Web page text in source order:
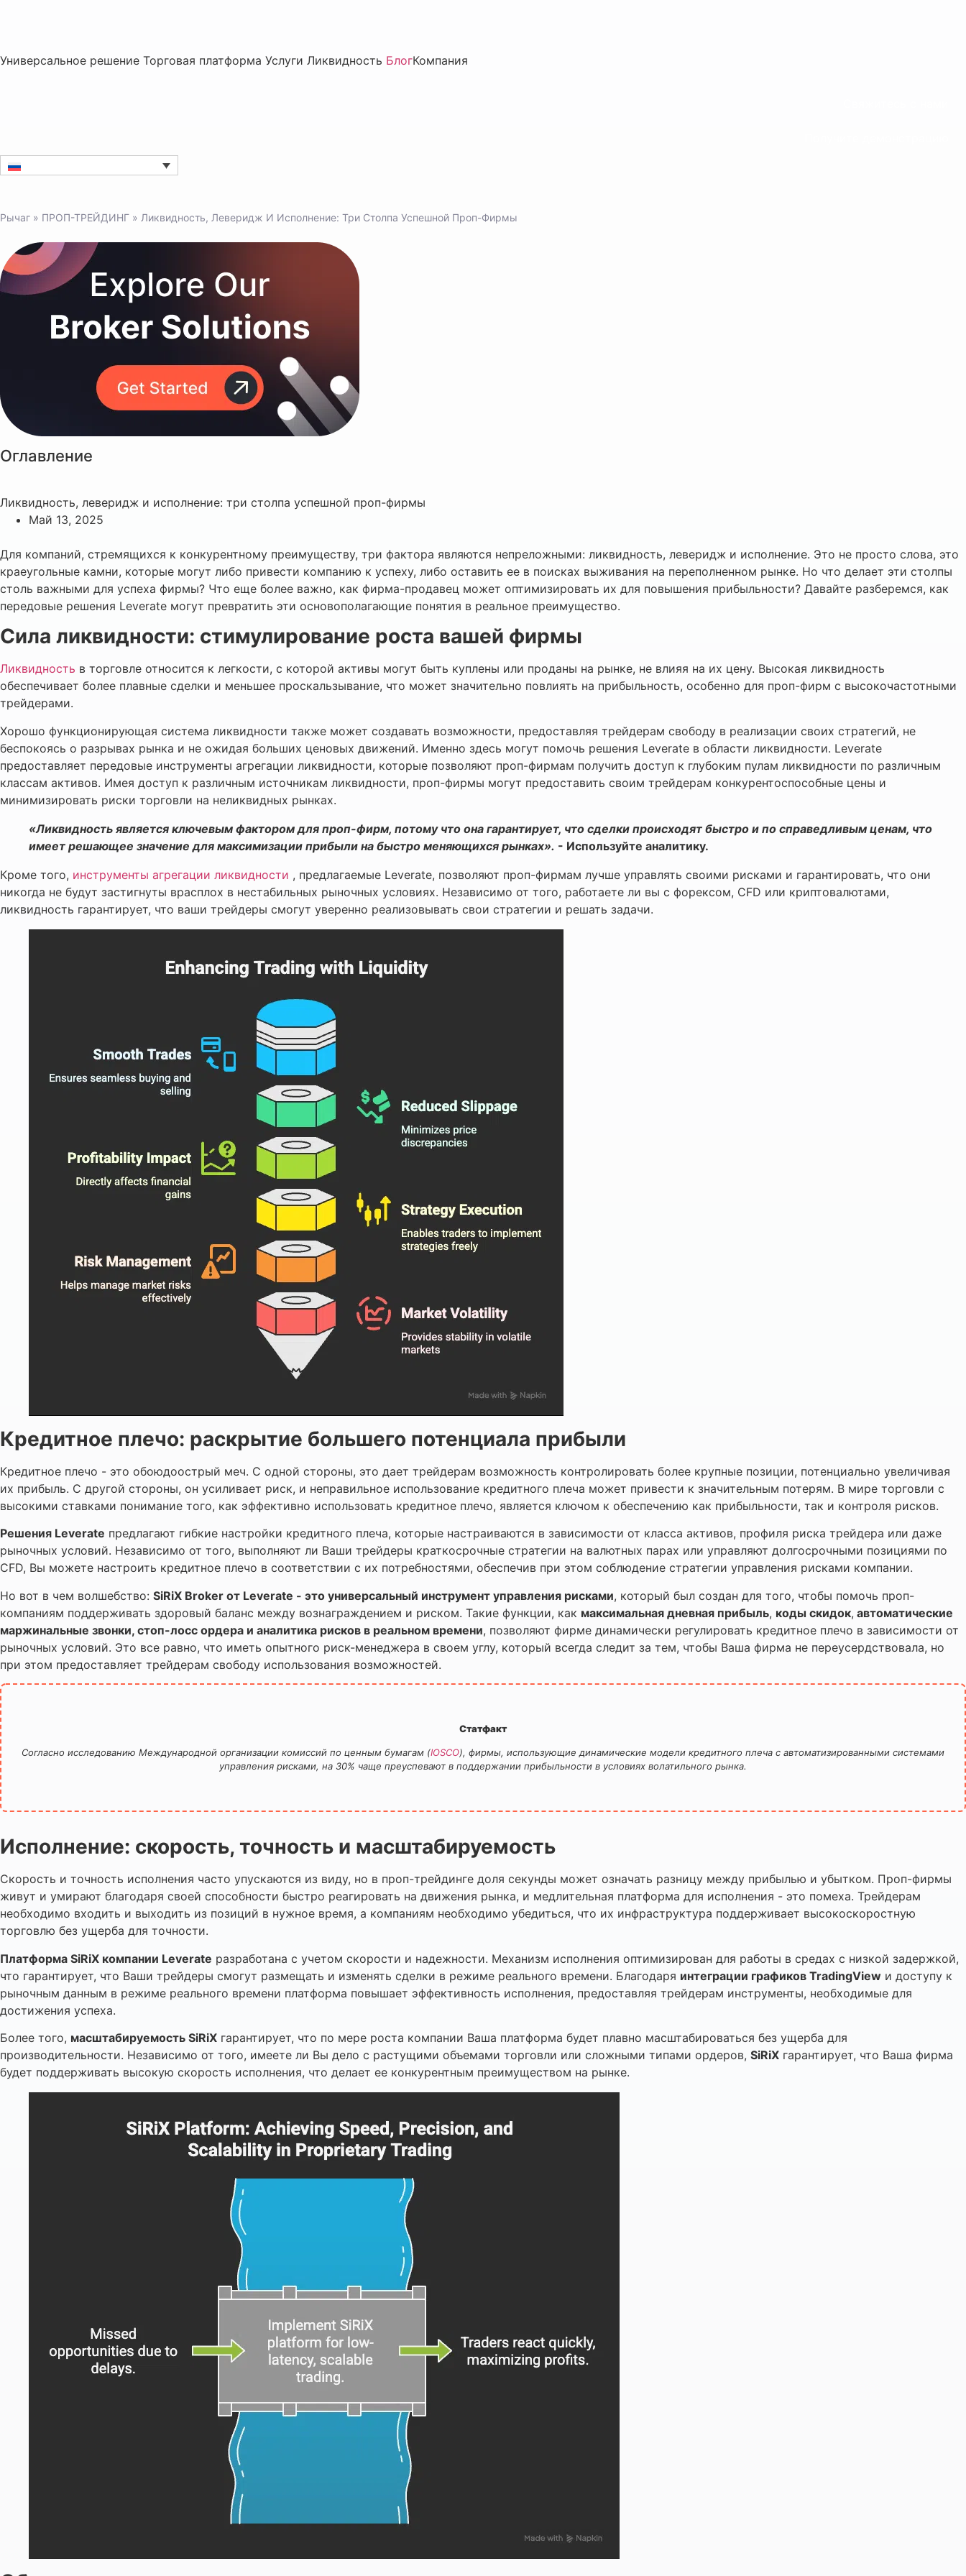
Универсальное решение Торговая платформа Услуги Ликвидность БлогКомпания
Рычаг » ПРОП-ТРЕЙДИНГ » Ликвидность, Леверидж И Исполнение: Три Столпа Успешной Проп-Фирмы
Оглавление
Ликвидность, леверидж и исполнение: три столпа успешной проп-фирмы
Май 13, 2025
Для компаний, стремящихся к конкурентному преимуществу, три фактора являются непреложными: ликвидность, леверидж и исполнение. Это не просто слова, это
краеугольные камни, которые могут либо привести компанию к успеху, либо оставить ее в поисках выживания на переполненном рынке. Но что делает эти столпы
столь важными для успеха фирмы? Что еще более важно, как фирма-продавец может оптимизировать их для повышения прибыльности? Давайте разберемся, как
передовые решения Leverate могут превратить эти основополагающие понятия в реальное преимущество.
Сила ликвидности: стимулирование роста вашей фирмы
Ликвидность в торговле относится к легкости, с которой активы могут быть куплены или проданы на рынке, не влияя на их цену. Высокая ликвидность
обеспечивает более плавные сделки и меньшее проскальзывание, что может значительно повлиять на прибыльность, особенно для проп-фирм с высокочастотными
трейдерами.
Хорошо функционирующая система ликвидности также может создавать возможности, предоставляя трейдерам свободу в реализации своих стратегий, не
беспокоясь о разрывах рынка и не ожидая больших ценовых движений. Именно здесь могут помочь решения Leverate в области ликвидности. Leverate
предоставляет передовые инструменты агрегации ликвидности, которые позволяют проп-фирмам получить доступ к глубоким пулам ликвидности по различным
классам активов. Имея доступ к различным источникам ликвидности, проп-фирмы могут предоставить своим трейдерам конкурентоспособные цены и
минимизировать риски торговли на неликвидных рынках.
«Ликвидность является ключевым фактором для проп-фирм, потому что она гарантирует, что сделки происходят быстро и по справедливым ценам, что
имеет решающее значение для максимизации прибыли на быстро меняющихся рынках». - Используйте аналитику.
Кроме того, инструменты агрегации ликвидности , предлагаемые Leverate, позволяют проп-фирмам лучше управлять своими рисками и гарантировать, что они
никогда не будут застигнуты врасплох в нестабильных рыночных условиях. Независимо от того, работаете ли вы с форексом, CFD или криптовалютами,
ликвидность гарантирует, что ваши трейдеры смогут уверенно реализовывать свои стратегии и решать задачи.
Кредитное плечо: раскрытие большего потенциала прибыли
Кредитное плечо - это обоюдоострый меч. С одной стороны, это дает трейдерам возможность контролировать более крупные позиции, потенциально увеличивая
их прибыль. С другой стороны, он усиливает риск, и неправильное использование кредитного плеча может привести к значительным потерям. В мире торговли с
высокими ставками понимание того, как эффективно использовать кредитное плечо, является ключом к обеспечению как прибыльности, так и контроля рисков.
Решения Leverate предлагают гибкие настройки кредитного плеча, которые настраиваются в зависимости от класса активов, профиля риска трейдера или даже
рыночных условий. Независимо от того, выполняют ли Ваши трейдеры краткосрочные стратегии на валютных парах или управляют долгосрочными позициями по
CFD, Вы можете настроить кредитное плечо в соответствии с их потребностями, обеспечив при этом соблюдение стратегии управления рисками компании.
Но вот в чем волшебство: SiRiX Broker от Leverate - это универсальный инструмент управления рисками, который был создан для того, чтобы помочь проп-
компаниям поддерживать здоровый баланс между вознаграждением и риском. Такие функции, как максимальная дневная прибыль, коды скидок, автоматические
маржинальные звонки, стоп-лосс ордера и аналитика рисков в реальном времени, позволяют фирме динамически регулировать кредитное плечо в зависимости от
рыночных условий. Это все равно, что иметь опытного риск-менеджера в своем углу, который всегда следит за тем, чтобы Ваша фирма не переусердствовала, но
при этом предоставляет трейдерам свободу использования возможностей.
Статфакт
Согласно исследованию Международной организации комиссий по ценным бумагам (IOSCO), фирмы, использующие динамические модели кредитного плеча с автоматизированными системами
управления рисками, на 30% чаще преуспевают в поддержании прибыльности в условиях волатильного рынка.
Исполнение: скорость, точность и масштабируемость
Скорость и точность исполнения часто упускаются из виду, но в проп-трейдинге доля секунды может означать разницу между прибылью и убытком. Проп-фирмы
живут и умирают благодаря своей способности быстро реагировать на движения рынка, и медлительная платформа для исполнения - это помеха. Трейдерам
необходимо входить и выходить из позиций в нужное время, а компаниям необходимо убедиться, что их инфраструктура поддерживает высокоскоростную
торговлю без ущерба для точности.
Платформа SiRiX компании Leverate разработана с учетом скорости и надежности. Механизм исполнения оптимизирован для работы в средах с низкой задержкой,
что гарантирует, что Ваши трейдеры смогут размещать и изменять сделки в режиме реального времени. Благодаря интеграции графиков TradingView и доступу к
рыночным данным в режиме реального времени платформа повышает эффективность исполнения, предоставляя трейдерам инструменты, необходимые для
достижения успеха.
Более того, масштабируемость SiRiX гарантирует, что по мере роста компании Ваша платформа будет плавно масштабироваться без ущерба для
производительности. Независимо от того, имеете ли Вы дело с растущими объемами торговли или сложными типами ордеров, SiRiX гарантирует, что Ваша фирма
будет поддерживать высокую скорость исполнения, что делает ее конкурентным преимуществом на рынке.